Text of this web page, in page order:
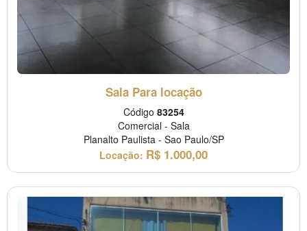
Sala Para locação
Código 83254
Comercial - Sala
Planalto Paulista - Sao Paulo/SP
Locação: R$ 1.000,00